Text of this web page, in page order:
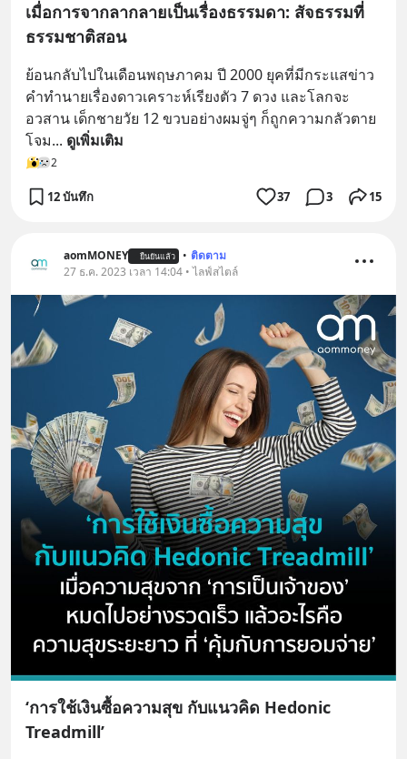
เมื่อการจากลากลายเป็นเรื่องธรรมดา: สัจธรรมที่
ธรรมชาติสอน
ย้อนกลับไปในเดือนพฤษภาคม ปี 2000 ยุคที่มีกระแสข่าว
คำทำนายเรื่องดาวเคราะห์เรียงตัว 7 ดวง และโลกจะ
อวสาน เด็กชายวัย 12 ขวบอย่างผมจู่ๆ ก็ถูกความกลัวตาย
โจม... ดูเพิ่มเติม
2
12 บันทึก 37 3 15
aomMONEY ยืนยันแล้ว • ติดตาม
27 ธ.ค. 2023 เวลา 14:04 • ไลฟ์สไตล์
‘การใช้เงินซื้อความสุข กับแนวคิด Hedonic
Treadmill’